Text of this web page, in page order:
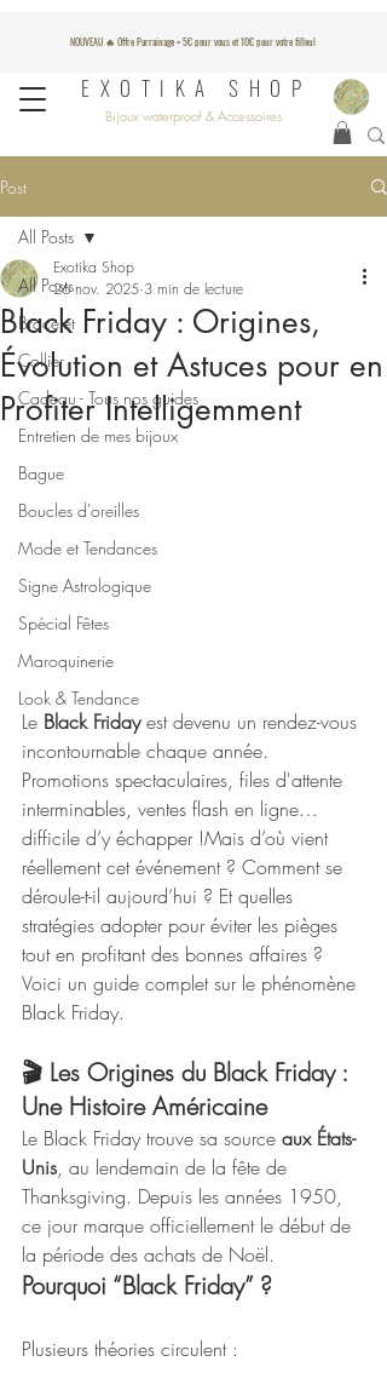
NOUVEAU 🔥 Offre Parrainage = 5€ pour vous et 10€ pour votre filleul
EXOTIKA SHOP
Bijoux waterproof & Accessoires
Post
All Posts
Bracelet
Collier
Cadeau - Tous nos guides
Entretien de mes bijoux
Bague
Boucles d'oreilles
Mode et Tendances
Signe Astrologique
Spécial Fêtes
Maroquinerie
Look & Tendance
All Posts
Black Friday : Origines,
Évolution et Astuces pour en
Profiter Intelligemment
Exotika Shop
26 nov. 2025 3 min de lecture
Le Black Friday est devenu un rendez-vous
incontournable chaque année.
Promotions spectaculaires, files d'attente
interminables, ventes flash en ligne…
difficile d’y échapper !Mais d’où vient
réellement cet événement ? Comment se
déroule-t-il aujourd’hui ? Et quelles
stratégies adopter pour éviter les pièges
tout en profitant des bonnes affaires ?
Voici un guide complet sur le phénomène
Black Friday.
🎬 Les Origines du Black Friday :
Une Histoire Américaine
Le Black Friday trouve sa source aux États-
Unis, au lendemain de la fête de
Thanksgiving. Depuis les années 1950,
ce jour marque officiellement le début de
la période des achats de Noël.
Pourquoi “Black Friday” ?
Plusieurs théories circulent :